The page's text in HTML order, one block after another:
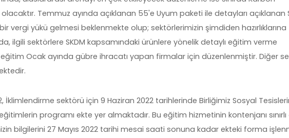
Temmuz ayında açıklanan 55'e Uyum paketi ile detayları açıklanan
vergi yükü gelmesi beklenmekte olup; sektörlerimizin şimdiden hazırlıklarına
ilgili sektörlere SKDM kapsamındaki ürünlere yönelik detaylı eğitim verme
eğitim Ocak ayında gübre ihracatı yapan firmalar için düzenlenmiştir. Diğer
İklimlendirme sektörü için 9 Haziran 2022 tarihlerinde Birliğimiz Sosyal
programı ekte yer almaktadır. Bu eğitim hizmetinin kontenjanı sınırlı
bilgilerini 27 Mayıs 2022 tarihi mesai saati sonuna kadar ekteki forma